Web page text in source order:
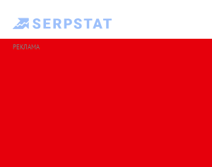
РЕКЛАМА